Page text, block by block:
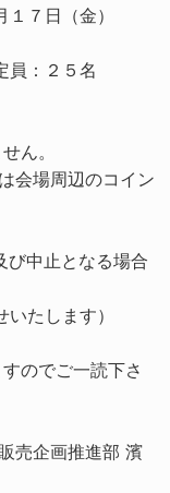
１７日（金）
名
ん。
会場周辺のコイン
び中止となる場合
たします）
のでご一読下さ
売企画推進部 濱